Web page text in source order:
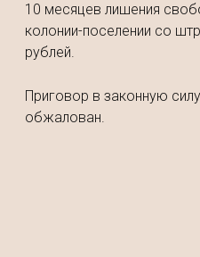
10 месяцев лишения
колонии-поселении со
рублей.
Приговор в законную
обжалован.